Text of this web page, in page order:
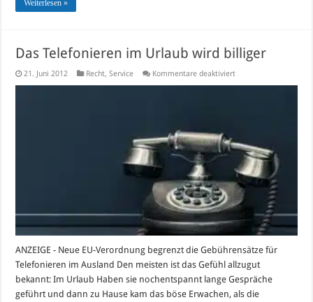
Weiterlesen »
Das Telefonieren im Urlaub wird billiger
21. Juni 2012 Recht,Service Kommentare deaktiviertfür
ANZEIGE - Neue EU-Verordnung begrenzt die Gebührensätze für
Telefonieren im Ausland Den meisten ist das Gefühl allzugut
bekannt: Im Urlaub Haben sie nochentspannt lange Gespräche
geführt und dann zu Hause kam das böse Erwachen, als die